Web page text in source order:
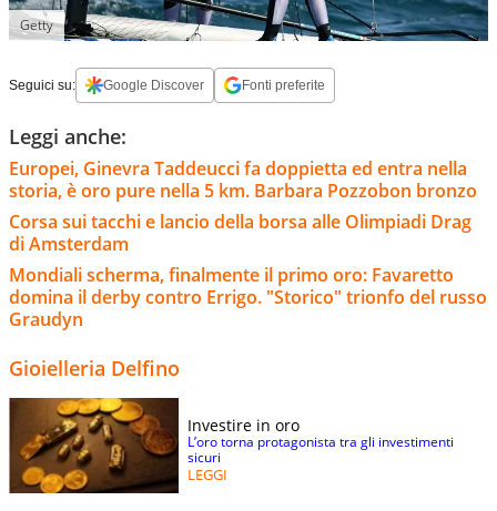
Getty
Seguici su: Google Discover Fonti preferite
Leggi anche:
Europei, Ginevra Taddeucci fa doppietta ed entra nella
storia, è oro pure nella 5 km. Barbara Pozzobon bronzo
Corsa sui tacchi e lancio della borsa alle Olimpiadi Drag
di Amsterdam
Mondiali scherma, finalmente il primo oro: Favaretto
domina il derby contro Errigo. "Storico" trionfo del russo
Graudyn
Gioielleria Delfino
Investire in oro
L’oro torna protagonista tra gli investimenti
sicuri
LEGGI